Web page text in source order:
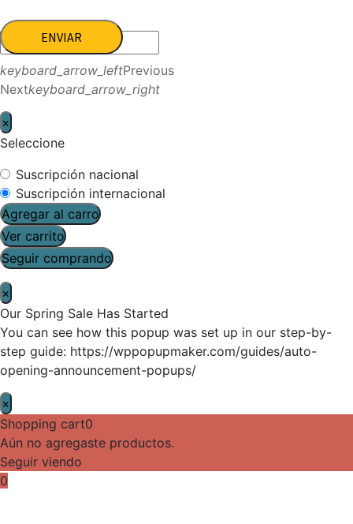
ENVIAR
keyboard_arrow_leftPrevious
Nextkeyboard_arrow_right
×
Seleccione
Suscripción nacional
Suscripción internacional
Agregar al carro
Ver carrito
Seguir comprando
×
Our Spring Sale Has Started
You can see how this popup was set up in our step-by-
step guide: https://wppopupmaker.com/guides/auto-
opening-announcement-popups/
×
Shopping cart0
Aún no agregaste productos.
Seguir viendo
0